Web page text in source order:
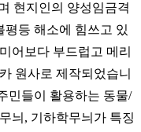
현지인의 양성임금격
평등 해소에 힘쓰고 있
어보다 부드럽고 메리
원사로 제작되었습니
민들이 활용하는 동물/
늬, 기하학무늬가 특징